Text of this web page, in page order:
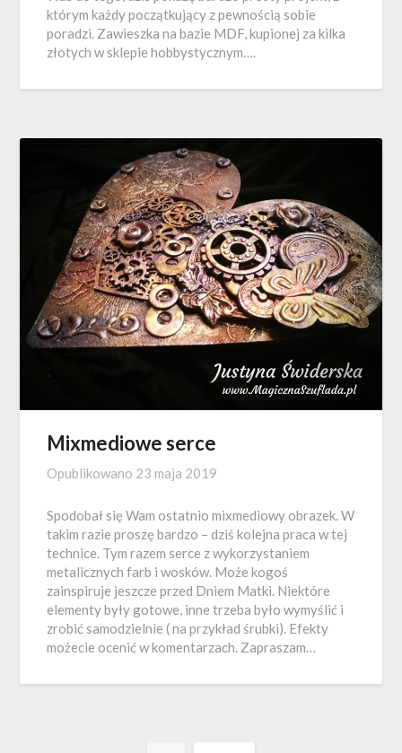
którym każdy początkujący z pewnością sobie
poradzi. Zawieszka na bazie MDF, kupionej za kilka
złotych w sklepie hobbystycznym….
Mixmediowe serce
Opublikowano 23 maja 2019
Spodobał się Wam ostatnio mixmediowy obrazek. W
takim razie proszę bardzo – dziś kolejna praca w tej
technice. Tym razem serce z wykorzystaniem
metalicznych farb i wosków. Może kogoś
zainspiruje jeszcze przed Dniem Matki. Niektóre
elementy były gotowe, inne trzeba było wymyślić i
zrobić samodzielnie ( na przykład śrubki). Efekty
możecie ocenić w komentarzach. Zapraszam…